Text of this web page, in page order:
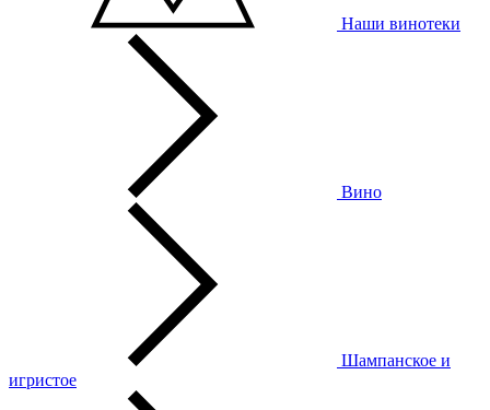
Наши винотеки
Вино
Шампанское и
игристое